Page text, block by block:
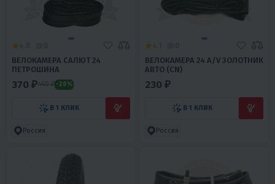
ВЕЛОКАМЕРА САЛЮТ 24
ПЕТРОШИНА
370 ₽460 ₽ -20%
В 1 КЛИК
Россия
ВЕЛОКАМЕРА 24 А/V ЗОЛОТНИК
АВТО (CN)
230 ₽
В 1 КЛИК
Россия